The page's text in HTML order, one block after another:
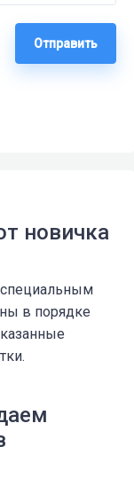
Отправить
новичка
в порядке